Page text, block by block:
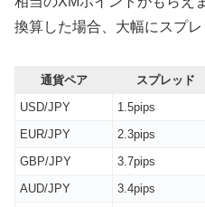
換算した場合、大幅にスプレ
通貨ペア スプレッド
USD/JPY
1.5pips
EUR/JPY
2.3pips
GBP/JPY
3.7pips
AUD/JPY
3.4pips